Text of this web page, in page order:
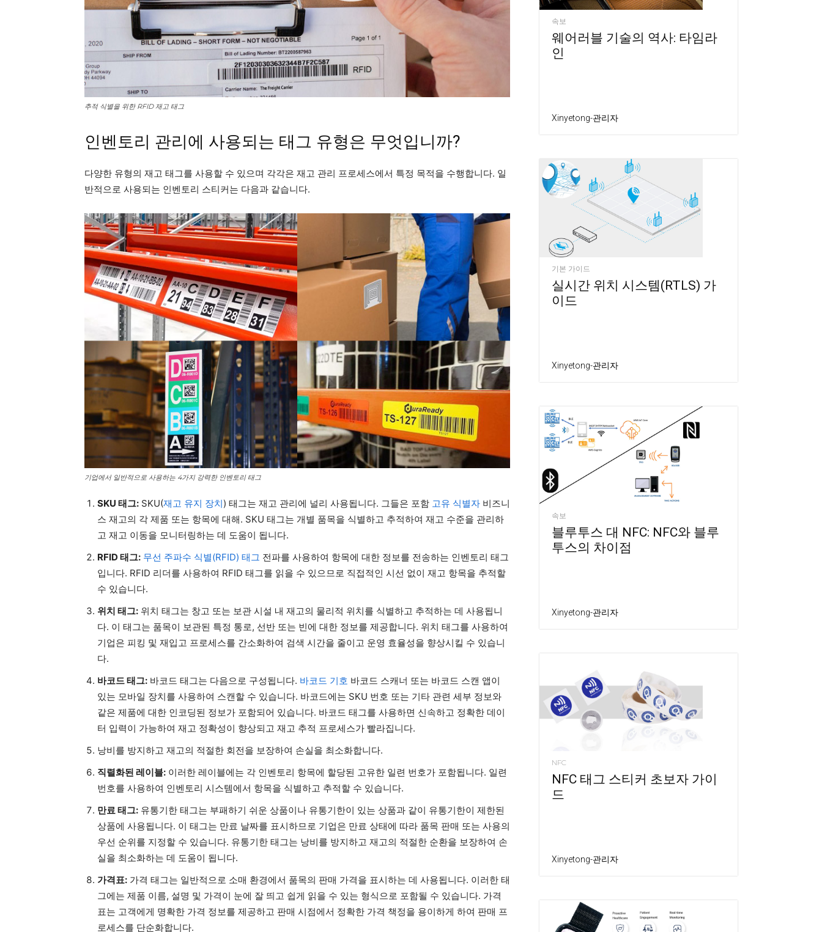
추적 식별을 위한 RFID 재고 태그
인벤토리 관리에 사용되는 태그 유형은 무엇입니까?
다양한 유형의 재고 태그를 사용할 수 있으며 각각은 재고 관리 프로세스에서 특정 목적을 수행합니다. 일
반적으로 사용되는 인벤토리 스티커는 다음과 같습니다.
기업에서 일반적으로 사용하는 4가지 강력한 인벤토리 태그
SKU 태그: SKU(재고 유지 장치) 태그는 재고 관리에 널리 사용됩니다. 그들은 포함 고유 식별자 비즈니
스 재고의 각 제품 또는 항목에 대해. SKU 태그는 개별 품목을 식별하고 추적하여 재고 수준을 관리하
고 재고 이동을 모니터링하는 데 도움이 됩니다.
RFID 태그: 무선 주파수 식별(RFID) 태그 전파를 사용하여 항목에 대한 정보를 전송하는 인벤토리 태그
입니다. RFID 리더를 사용하여 RFID 태그를 읽을 수 있으므로 직접적인 시선 없이 재고 항목을 추적할
수 있습니다.
위치 태그: 위치 태그는 창고 또는 보관 시설 내 재고의 물리적 위치를 식별하고 추적하는 데 사용됩니
다. 이 태그는 품목이 보관된 특정 통로, 선반 또는 빈에 대한 정보를 제공합니다. 위치 태그를 사용하여
기업은 피킹 및 재입고 프로세스를 간소화하여 검색 시간을 줄이고 운영 효율성을 향상시킬 수 있습니
다.
바코드 태그: 바코드 태그는 다음으로 구성됩니다. 바코드 기호 바코드 스캐너 또는 바코드 스캔 앱이
있는 모바일 장치를 사용하여 스캔할 수 있습니다. 바코드에는 SKU 번호 또는 기타 관련 세부 정보와
같은 제품에 대한 인코딩된 정보가 포함되어 있습니다. 바코드 태그를 사용하면 신속하고 정확한 데이
터 입력이 가능하여 재고 정확성이 향상되고 재고 추적 프로세스가 빨라집니다.
낭비를 방지하고 재고의 적절한 회전을 보장하여 손실을 최소화합니다.
직렬화된 레이블: 이러한 레이블에는 각 인벤토리 항목에 할당된 고유한 일련 번호가 포함됩니다. 일련
번호를 사용하여 인벤토리 시스템에서 항목을 식별하고 추적할 수 있습니다.
만료 태그: 유통기한 태그는 부패하기 쉬운 상품이나 유통기한이 있는 상품과 같이 유통기한이 제한된
상품에 사용됩니다. 이 태그는 만료 날짜를 표시하므로 기업은 만료 상태에 따라 품목 판매 또는 사용의
우선 순위를 지정할 수 있습니다. 유통기한 태그는 낭비를 방지하고 재고의 적절한 순환을 보장하여 손
실을 최소화하는 데 도움이 됩니다.
가격표: 가격 태그는 일반적으로 소매 환경에서 품목의 판매 가격을 표시하는 데 사용됩니다. 이러한 태
그에는 제품 이름, 설명 및 가격이 눈에 잘 띄고 쉽게 읽을 수 있는 형식으로 포함될 수 있습니다. 가격
표는 고객에게 명확한 가격 정보를 제공하고 판매 시점에서 정확한 가격 책정을 용이하게 하여 판매 프
로세스를 단순화합니다.
속보
웨어러블 기술의 역사: 타임라
인
Xinyetong-관리자
기본 가이드
실시간 위치 시스템(RTLS) 가
이드
Xinyetong-관리자
속보
블루투스 대 NFC: NFC와 블루
투스의 차이점
Xinyetong-관리자
NFC
NFC 태그 스티커 초보자 가이
드
Xinyetong-관리자